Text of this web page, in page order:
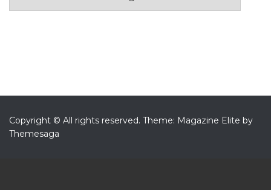
Copyright © All rights reserved. Theme: Magazine Elite by
Themesaga